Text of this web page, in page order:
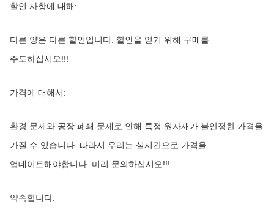
할인 사항에 대해:
다른 양은 다른 할인입니다. 할인을 얻기 위해 구매를
주도하십시오!!!
가격에 대해서:
환경 문제와 공장 폐쇄 문제로 인해 특정 원자재가 불안정한 가격을
가질 수 있습니다. 따라서 우리는 실시간으로 가격을
업데이트해야합니다. 미리 문의하십시오!!!
약속합니다.